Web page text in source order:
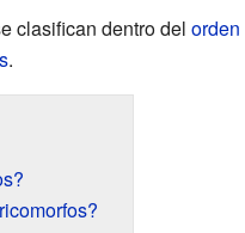
clasifican dentro del orden
.